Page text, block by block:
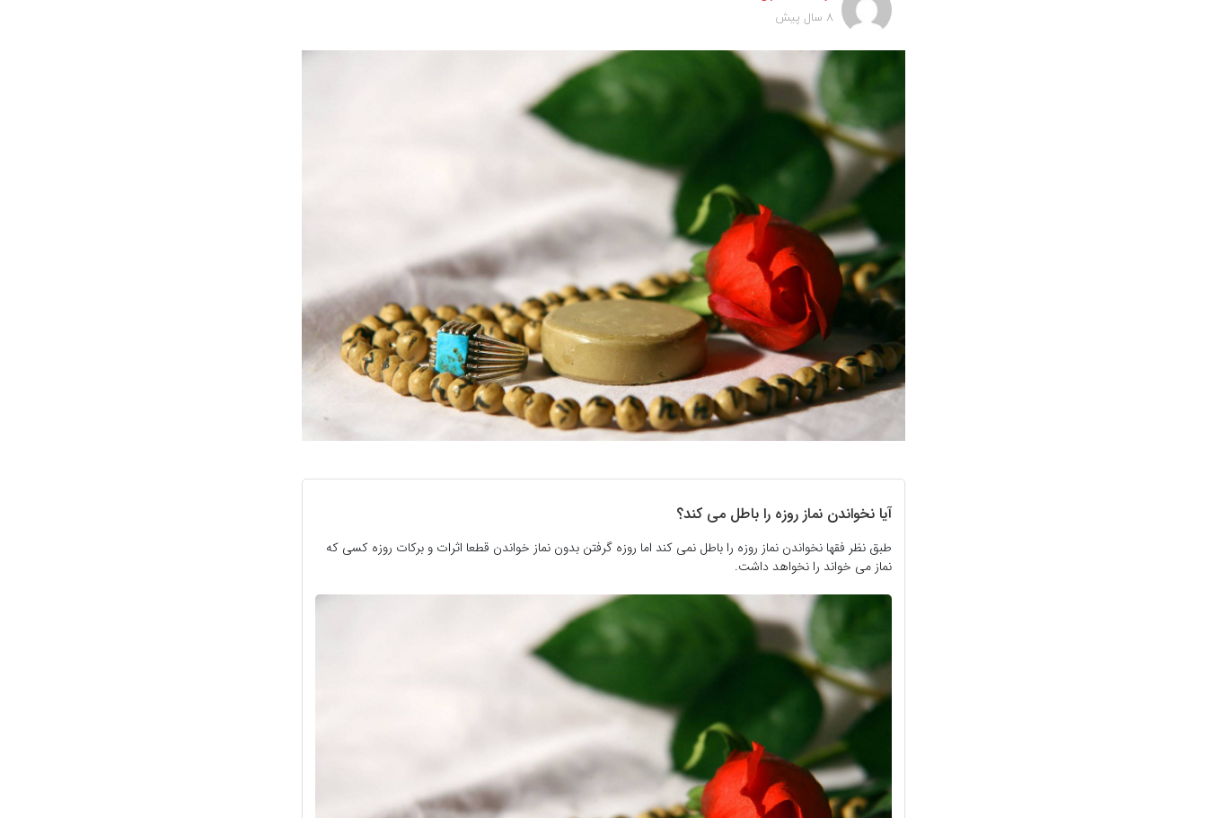
8 سال پیش
آیا نخواندن نماز روزه را باطل می کند؟
طبق نظر فقها نخواندن نماز روزه را باطل نمی کند اما روزه گرفتن بدون نماز خواندن قطعا اثرات و برکات روزه کسی که
نماز می خواند را نخواهد داشت.